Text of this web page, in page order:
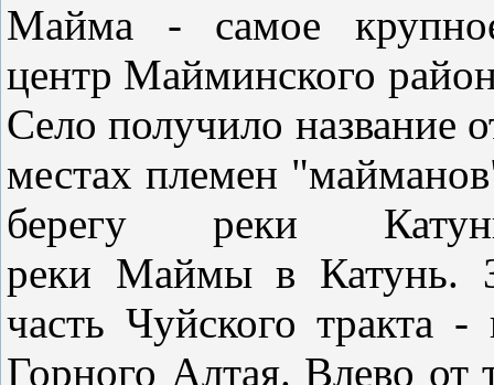
Майма - самое
центр Майминского
Село получило название
местах племен
берегу реки
реки Маймы в Катунь.
часть Чуйского тракта -
Горного Алтая. Влево от